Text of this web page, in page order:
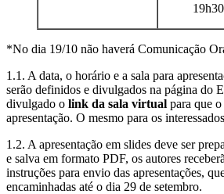
*No dia 19/10 não haverá Comunicação
1.1. A data, o horário e a sala para
serão definidos e divulgados na página do
divulgado o link da sala virtual para que o
apresentação. O mesmo para os
1.2. A apresentação em slides deve ser
e salva em formato PDF, os autores
instruções para envio das apresentações,
encaminhadas até o dia 29 de setembro.